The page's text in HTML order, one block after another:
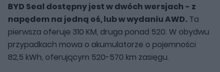
BYD Seal dostępny jest w dwóch wersjach - z
napędem na jedną oś, lub w wydaniu AWD. Ta
pierwsza oferuje 310 KM, druga ponad 520. W obydwu
przypadkach mowa o akumulatorze o pojemności
82,5 kWh, oferującym 520-570 km zasięgu.